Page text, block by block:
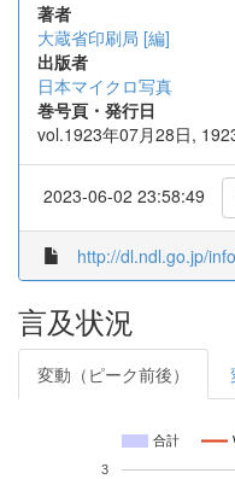
著者
大蔵省印刷局 [編]
出版者
日本マイクロ写真
巻号頁・発行日
vol.1923年07月28日,
2023-06-02 23:58:49
http://dl.ndl.go.jp/
言及状況
変動（ピーク前後）
合計
3